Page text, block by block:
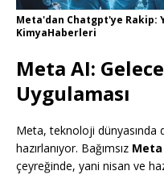
Meta'dan Chatgpt'ye Rakip:
KimyaHaberleri
Meta AI:
Uygulaması
Meta, teknoloji dünyasında
hazırlanıyor. Bağımsız Meta
çeyreğinde, yani nisan ve